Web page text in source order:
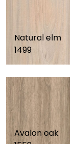
Natural elm
1499
Avalon oak